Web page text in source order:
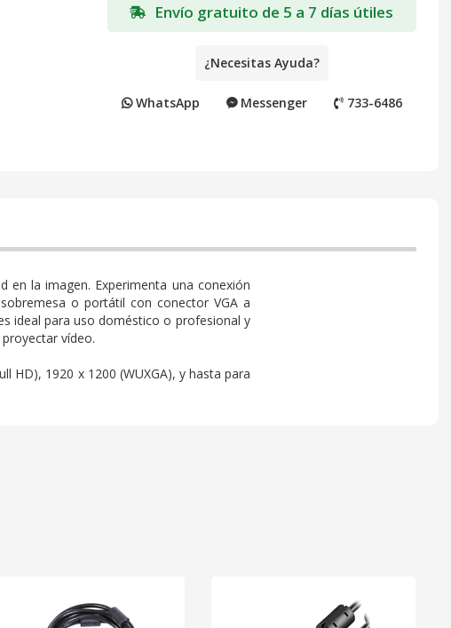
Envío gratuito de 5 a 7 días útiles
¿Necesitas Ayuda?
WhatsApp Messenger 733-6486
en la imagen. Experimenta una conexión
o portátil con conector VGA a
ideal para uso doméstico o profesional y
vídeo.
HD), 1920 x 1200 (WUXGA), y hasta para